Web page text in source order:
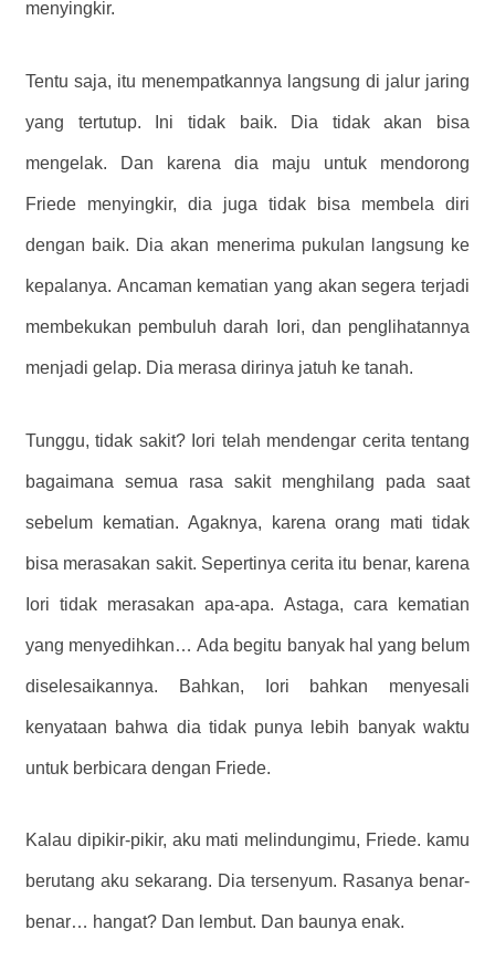
menyingkir.
Tentu saja, itu menempatkannya langsung di jalur jaring
yang tertutup. Ini tidak baik. Dia tidak akan bisa
mengelak. Dan karena dia maju untuk mendorong
Friede menyingkir, dia juga tidak bisa membela diri
dengan baik. Dia akan menerima pukulan langsung ke
kepalanya. Ancaman kematian yang akan segera terjadi
membekukan pembuluh darah Iori, dan penglihatannya
menjadi gelap. Dia merasa dirinya jatuh ke tanah.
Tunggu, tidak sakit? Iori telah mendengar cerita tentang
bagaimana semua rasa sakit menghilang pada saat
sebelum kematian. Agaknya, karena orang mati tidak
bisa merasakan sakit. Sepertinya cerita itu benar, karena
Iori tidak merasakan apa-apa. Astaga, cara kematian
yang menyedihkan… Ada begitu banyak hal yang belum
diselesaikannya. Bahkan, Iori bahkan menyesali
kenyataan bahwa dia tidak punya lebih banyak waktu
untuk berbicara dengan Friede.
Kalau dipikir-pikir, aku mati melindungimu, Friede. kamu
berutang aku sekarang. Dia tersenyum. Rasanya benar-
benar… hangat? Dan lembut. Dan baunya enak.